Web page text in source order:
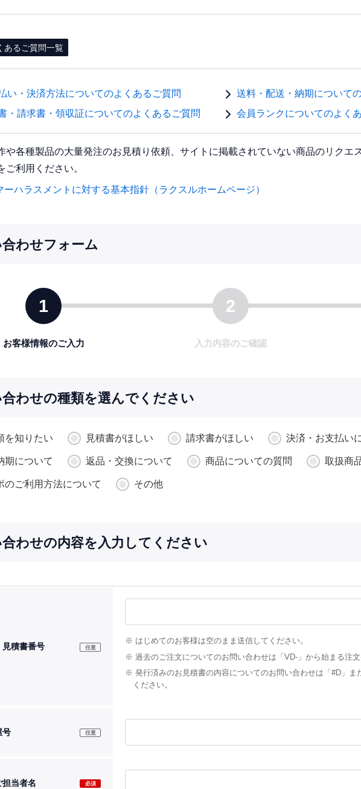
あるご質問一覧
い・決済方法についてのよくあるご質問
送料・配送・納期について
・請求書・領収証についてのよくあるご質問
会員ランクについてのよく
や各種製品の大量発注のお見積り依頼、サイトに掲載されていない商品のリクエ
ご利用ください。
ーハラスメントに対する基本指針（ラクスルホームページ）
わせフォーム
お客様情報のご入力 入力内容のご確認
わせの種類を選んでください
を知りたい 見積書がほしい 請求書がほしい 決済・お支払い
期について 返品・交換について 商品についての質問 取扱商
のご利用方法について その他
わせの内容を入力してください
積書番号
はじめてのお客様は空のまま送信してください。
過去のご注文についてのお問い合わせは「VD-」から始まる注
発行済みのお見積書の内容についてのお問い合わせは「#D」
ください。
号
担当者名